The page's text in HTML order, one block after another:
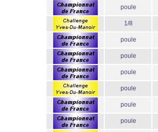
poule
1/8
poule
poule
poule
poule
poule
poule